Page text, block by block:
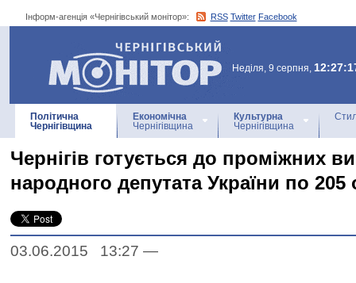
Інформ-агенція «Чернігівський монітор»: RSS Twitter Facebook
Інформ-агенція
«Чернігівський монітор»
Неділя, 9 серпня,
Політична
Чернігівщина
Економічна
Чернігівщина
Культурна
Чернігівщина
Чернігів готується до проміжних
народного депутата України по 205
03.06.2015 13:27 —